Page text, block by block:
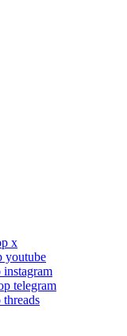
x
youtube
instagram
telegram